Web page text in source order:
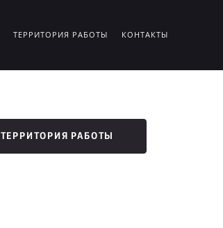
ТЕРРИТОРИЯ РАБОТЫ КОНТАКТЫ
ТЕРРИТОРИЯ РАБОТЫ